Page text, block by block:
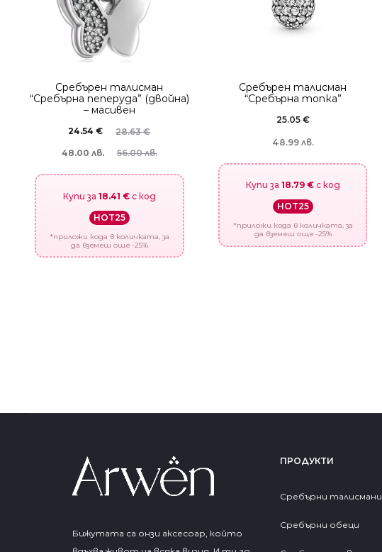
Сребърен талисман
“Сребърна пеперуда” (двойна)
– масивен
28.63€
24.54€
56.00 лв.
48.00 лв.
Купи за 18.41 €с код
HOT25
*приложи кода в количката, за
да вземеш още -25%
Сребърен талисман
“Сребърна топка”
25.05 €
48.99 лв.
Купи за 18.79 €с код
HOT25
*приложи кода в количката, за
да вземеш още -25%
Бижутата са онзи аксесоар, който
ПРОДУКТИ
Сребърни талисмани
Сребърни обеци